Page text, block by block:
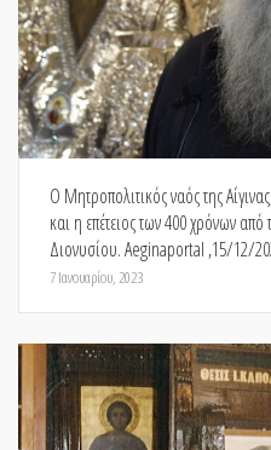
Ο Μητροπολιτικός ναός της
και η επέτειος των 400 χρόνων
Διονυσίου. Aeginaportal ,15/12/
7 Ιανουαρίου, 2023